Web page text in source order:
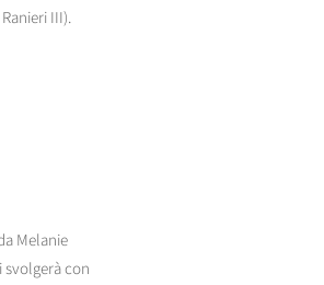
III).
Melanie
svolgerà con